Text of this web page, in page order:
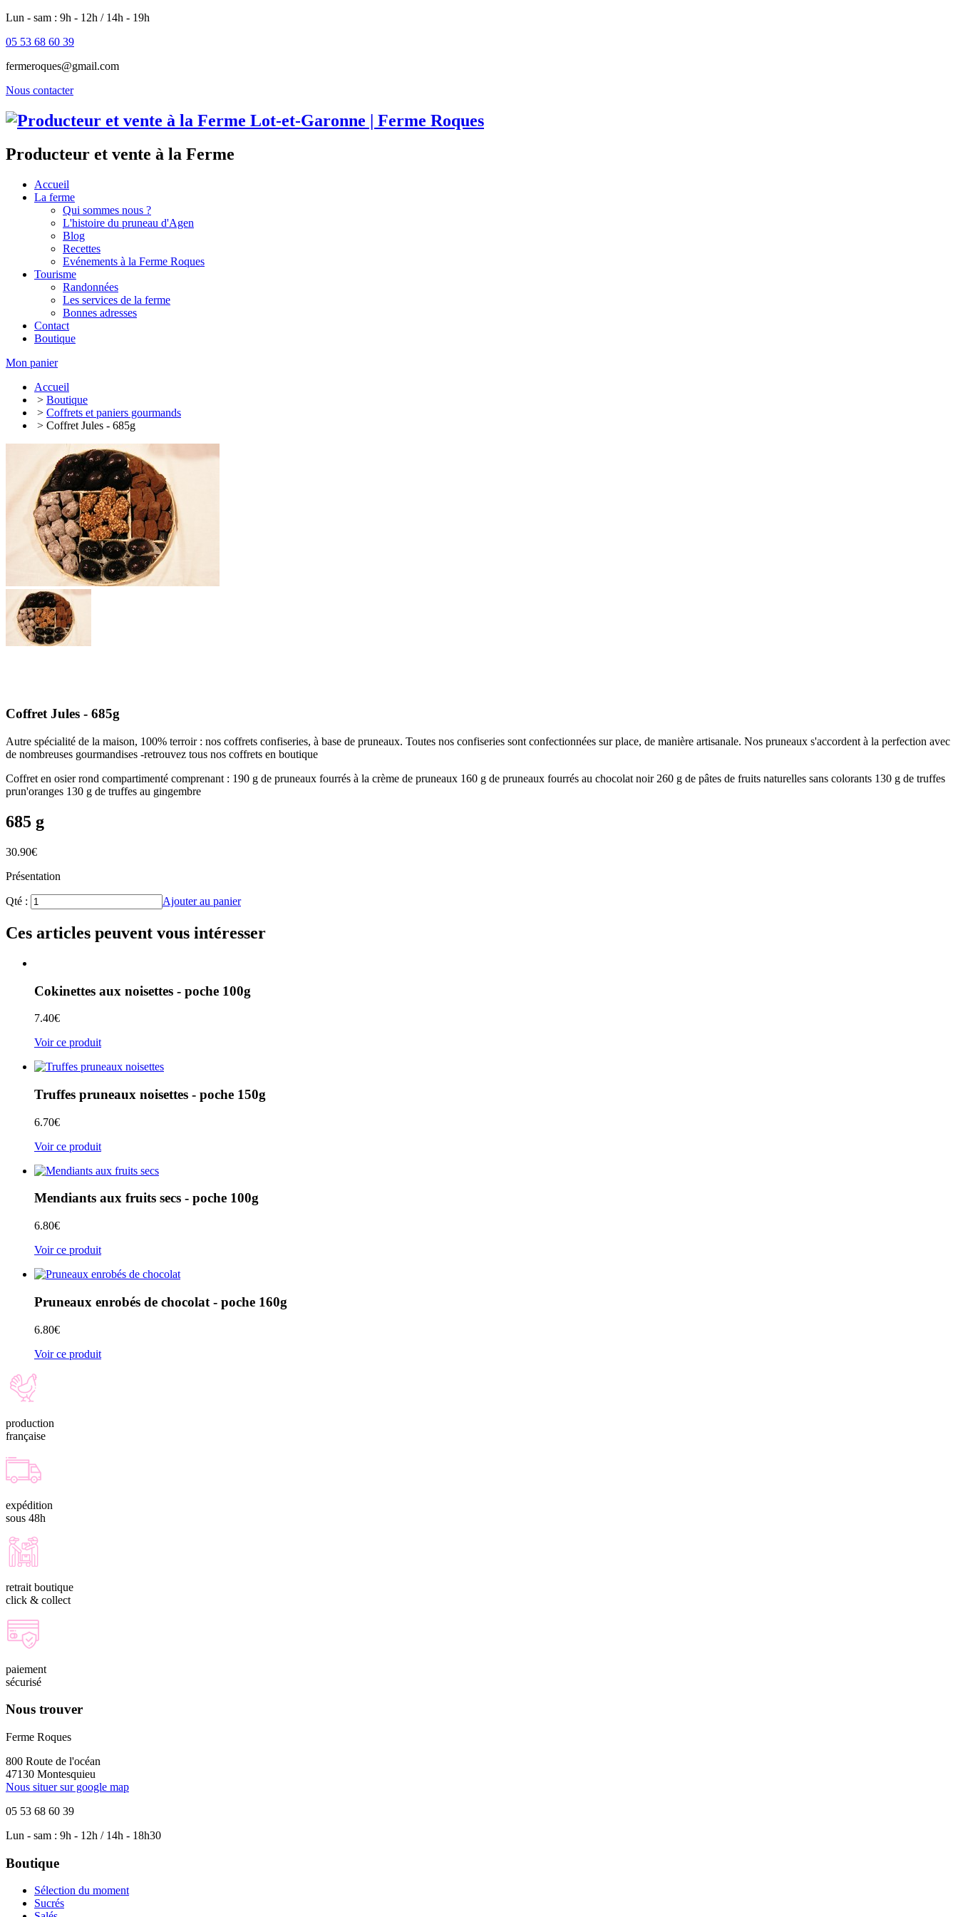
Lun - sam : 9h - 12h / 14h - 19h
05 53 68 60 39
fermeroques@gmail.com
Nous contacter
Producteur et vente à la Ferme
Accueil
La ferme
Qui sommes nous ?
L'histoire du pruneau d'Agen
Blog
Recettes
Evénements à la Ferme Roques
Tourisme
Randonnées
Les services de la ferme
Bonnes adresses
Contact
Boutique
Mon panier
Accueil
> Boutique
> Coffrets et paniers gourmands
> Coffret Jules - 685g
Coffret Jules - 685g
Autre spécialité de la maison, 100% terroir : nos coffrets confiseries, à base de pruneaux. Toutes nos confiseries sont confectionnées sur place, de manière artisanale. Nos pruneaux s'accordent à la perfection avec
de nombreuses gourmandises -retrouvez tous nos coffrets en boutique
Coffret en osier rond compartimenté comprenant : 190 g de pruneaux fourrés à la crème de pruneaux 160 g de pruneaux fourrés au chocolat noir 260 g de pâtes de fruits naturelles sans colorants 130 g de truffes
prun'oranges 130 g de truffes au gingembre
685 g
30.90€
Présentation
Qté : Ajouter au panier
Ces articles peuvent vous intéresser
Cokinettes aux noisettes - poche 100g
7.40€
Voir ce produit
Truffes pruneaux noisettes - poche 150g
6.70€
Voir ce produit
Mendiants aux fruits secs - poche 100g
6.80€
Voir ce produit
Pruneaux enrobés de chocolat - poche 160g
6.80€
Voir ce produit
production
française
expédition
sous 48h
retrait boutique
click & collect
paiement
sécurisé
Nous trouver
Ferme Roques
800 Route de l'océan
47130 Montesquieu
Nous situer sur google map
05 53 68 60 39
Lun - sam : 9h - 12h / 14h - 18h30
Boutique
Sélection du moment
Sucrés